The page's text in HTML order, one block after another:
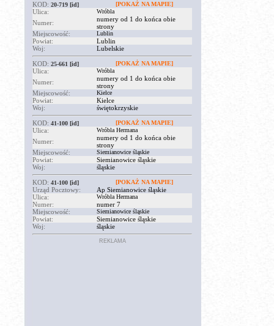
KOD: 20-719 [id] [POKAŻ NA MAPIE]
Ulica: Wróbla
Numer:
numery od 1 do końca obie
strony
Miejscowość:
Lublin
Powiat:
Lublin
Woj:
Lubelskie
KOD: 25-661 [id] [POKAŻ NA MAPIE]
Ulica: Wróbla
Numer:
numery od 1 do końca obie
strony
Miejscowość:
Kielce
Powiat:
Kielce
Woj:
świętokrzyskie
KOD: 41-100 [id] [POKAŻ NA MAPIE]
Ulica: Wróbla Hermana
Numer:
numery od 1 do końca obie
strony
Miejscowość:
Siemianowice śląskie
Powiat:
Siemianowice śląskie
Woj:
śląskie
KOD: 41-100 [id] [POKAŻ NA MAPIE]
Urząd Pocztowy:
Ap Siemianowice śląskie
Ulica:
Wróbla Hermana
Numer:
numer 7
Miejscowość:
Siemianowice śląskie
Powiat:
Siemianowice śląskie
Woj:
śląskie
REKLAMA